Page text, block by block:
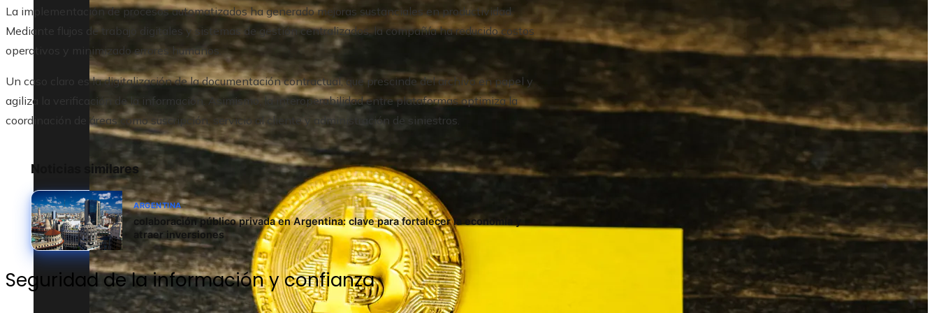
La implementación de procesos automatizados ha generado mejoras sustanciales en productividad.
Mediante flujos de trabajo digitales y sistemas de gestión centralizados, la compañía ha reducido costos
operativos y minimizado errores humanos.
Un caso claro es la digitalización de la documentación contractual, que prescinde del archivo en papel y
agiliza la verificación de la información. Asimismo, la interoperabilidad entre plataformas optimiza la
coordinación de áreas como suscripción, servicio al cliente y administración de siniestros.
Noticias similares
ARGENTINA
colaboración público privada en Argentina: clave para fortalecer la economía y
atraer inversiones
Seguridad de la información y confianza